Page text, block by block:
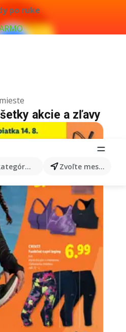
po ruke
produkty... Zvoľte mesto
akcie a zľavy